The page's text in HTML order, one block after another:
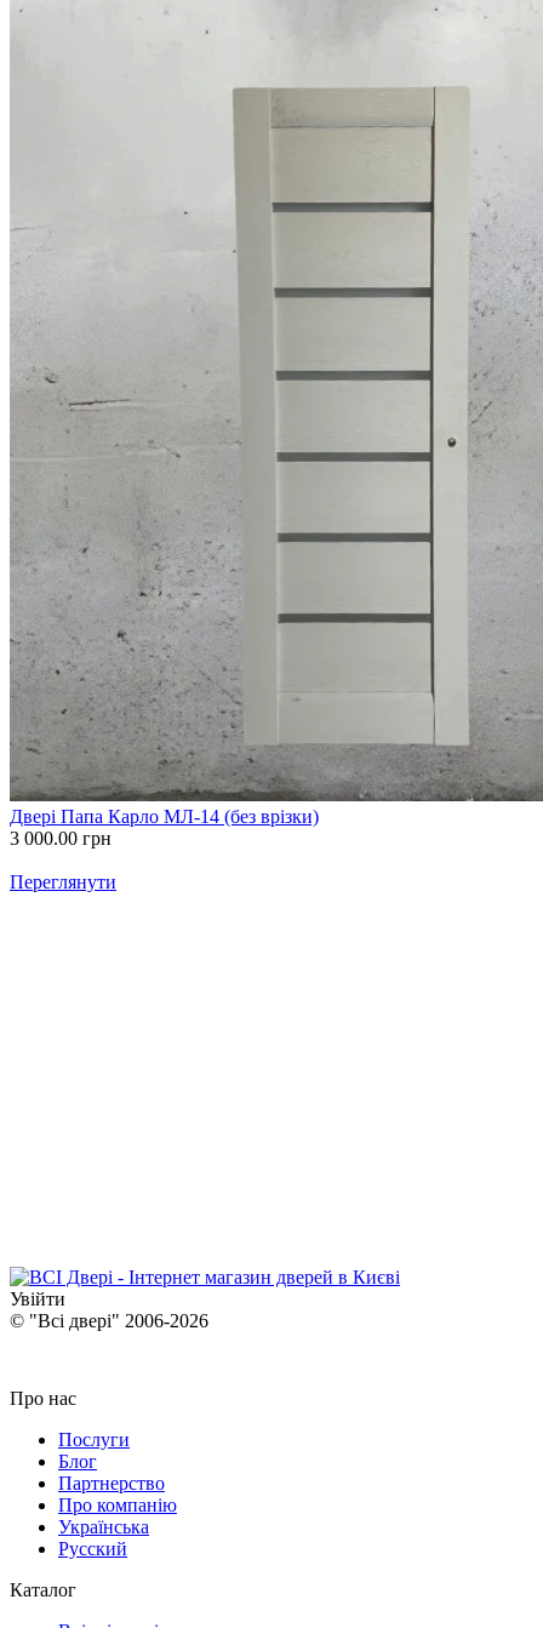
Двері Папа Карло МЛ-14 (без врізки)
3 000.00 грн
Переглянути
Увійти
© "Всі двері" 2006-2026
Про нас
Послуги
Блог
Партнерство
Про компанію
Українська
Русский
Каталог